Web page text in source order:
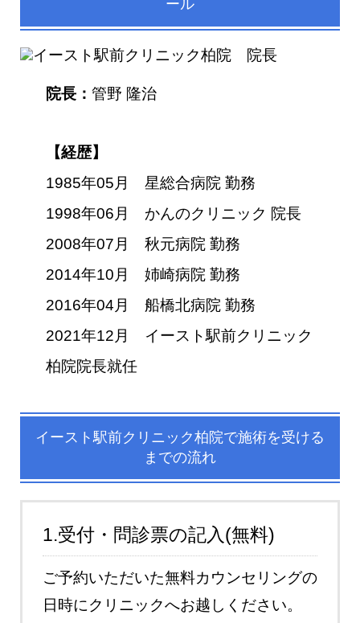
ール
院長： 管野 隆治
【経歴】
1985年05月 星総合病院 勤務
1998年06月 かんのクリニック 院長
2008年07月 秋元病院 勤務
2014年10月 姉崎病院 勤務
2016年04月 船橋北病院 勤務
2021年12月 イースト駅前クリニック
柏院院長就任
イースト駅前クリニック柏院で施術を受ける
までの流れ
1.受付・問診票の記入(無料)
ご予約いただいた無料カウンセリングの
日時にクリニックへお越しください。